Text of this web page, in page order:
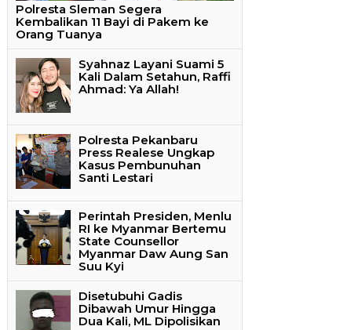
Polresta Sleman Segera
Kembalikan 11 Bayi di Pakem ke
Orang Tuanya
Syahnaz Layani Suami 5
Kali Dalam Setahun, Raffi
Ahmad: Ya Allah!
Polresta Pekanbaru
Press Realese Ungkap
Kasus Pembunuhan
Santi Lestari
Perintah Presiden, Menlu
RI ke Myanmar Bertemu
State Counsellor
Myanmar Daw Aung San
Suu Kyi
Disetubuhi Gadis
Dibawah Umur Hingga
Dua Kali, ML Dipolisikan